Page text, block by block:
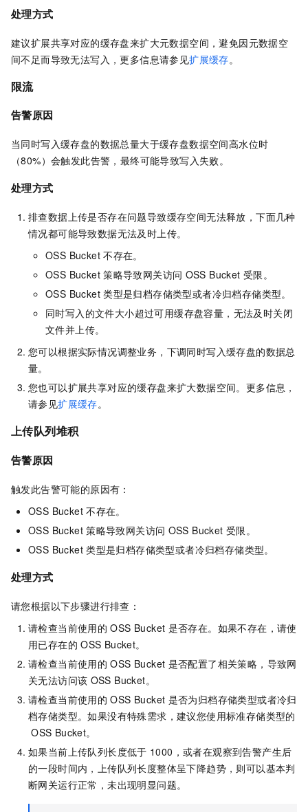
处理方式
建议扩展共享对应的缓存盘来扩大元数据空间，避免因元数据空
间不足而导致无法写入，更多信息请参见扩展缓存。
限流
告警原因
当同时写入缓存盘的数据总量大于缓存盘数据空间高水位时
（80%）会触发此告警，最终可能导致写入失败。
处理方式
排查数据上传是否存在问题导致缓存空间无法释放，下面几种
情况都可能导致数据无法及时上传。
OSS Bucket 不存在。
OSS Bucket 策略导致网关访问 OSS Bucket 受限。
OSS Bucket 类型是归档存储类型或者冷归档存储类型。
同时写入的文件大小超过可用缓存盘容量，无法及时关闭
文件并上传。
您可以根据实际情况调整业务，下调同时写入缓存盘的数据总
量。
您也可以扩展共享对应的缓存盘来扩大数据空间。更多信息，
请参见扩展缓存。
上传队列堆积
告警原因
触发此告警可能的原因有：
OSS Bucket 不存在。
OSS Bucket 策略导致网关访问 OSS Bucket 受限。
OSS Bucket 类型是归档存储类型或者冷归档存储类型。
处理方式
请您根据以下步骤进行排查：
请检查当前使用的 OSS Bucket 是否存在。如果不存在，请使
用已存在的 OSS Bucket。
请检查当前使用的 OSS Bucket 是否配置了相关策略，导致网
关无法访问该 OSS Bucket。
请检查当前使用的 OSS Bucket 是否为归档存储类型或者冷归
档存储类型。如果没有特殊需求，建议您使用标准存储类型的
OSS Bucket。
如果当前上传队列长度低于 1000，或者在观察到告警产生后
的一段时间内，上传队列长度整体呈下降趋势，则可以基本判
断网关运行正常，未出现明显问题。